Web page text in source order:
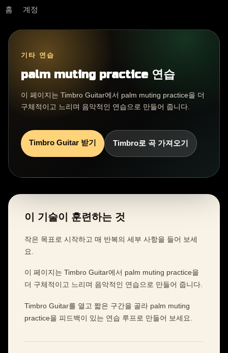
홈 계정
기타 연습
palm muting practice 연습
이 페이지는 Timbro Guitar에서 palm muting practice을 더
구체적이고 느리며 음악적인 연습으로 만들어 줍니다.
Timbro Guitar 받기 Timbro로 곡 가져오기
이 기술이 훈련하는 것
작은 목표로 시작하고 매 반복의 세부 사항을 들어 보세
요.
이 페이지는 Timbro Guitar에서 palm muting practice을
더 구체적이고 느리며 음악적인 연습으로 만들어 줍니다.
Timbro Guitar를 열고 짧은 구간을 골라 palm muting
practice을 피드백이 있는 연습 루프로 만들어 보세요.